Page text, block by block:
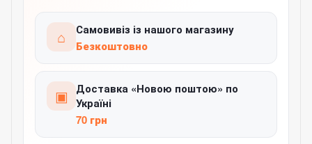
⌂
Самовивіз із нашого магазину
Безкоштовно
▣
Доставка «Новою поштою» по
Україні
70 грн